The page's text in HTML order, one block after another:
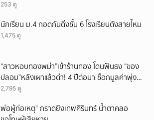
253 ดู
นักเรียน ม.4 กอดกันดิ่งชั้น 6 โรงเรียนดังสายไหม
1,475 ดู
“สาวหอบทองพม่า”เข้าร้านทอง โดนฟันธง “ของ
ปลอม”หลังเผาแล้วดำ! 4 ปีต่อมา ช็อกมูลค่าพุ่ง
มหาศาล!
2,795 ดู
พ่อผู้ก่อเหตุ” กราดยิงเทพศิรินทร์ น้ำตาคลอ